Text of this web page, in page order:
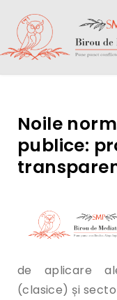
Noile
publice:
de aplicare
(clasice) și